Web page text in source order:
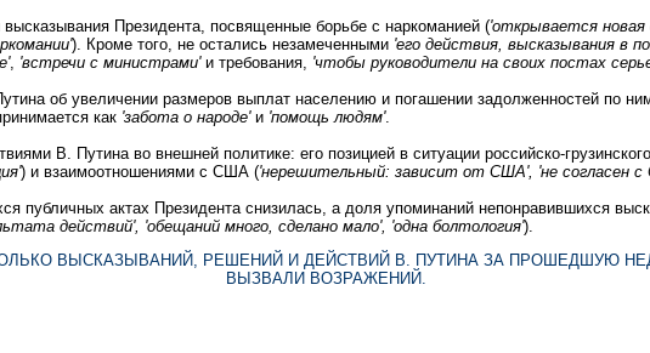
Президента, посвященные борьбе с наркоманией ('открывается новая
). Кроме того, не остались незамеченными 'его действия, высказывания в
, 'встречи с министрами'и требования, 'чтобы руководители на своих постах
об увеличении размеров выплат населению и погашении задолженностей по
как 'забота о народе'и 'помощь людям'.
В. Путина во внешней политике: его позицией в ситуации российско-
) и взаимоотношениями с США ('нерешительный: зависит от США', 'не согласен с
публичных актах Президента снизилась, а доля упоминаний непонравившихся
действий', 'обещаний много, сделано мало', 'одна болтология').
ВЫСКАЗЫВАНИЙ, РЕШЕНИЙ И ДЕЙСТВИЙ В. ПУТИНА ЗА ПРОШЕДШУЮ
ВЫЗВАЛИ ВОЗРАЖЕНИЙ.